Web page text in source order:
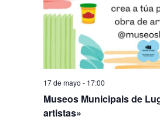
Museos Municipais de
artistas»
17 de mayo - 17:00